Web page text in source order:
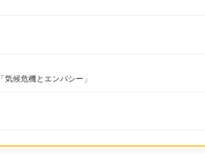
候危機とエンパシー」